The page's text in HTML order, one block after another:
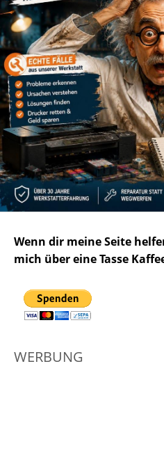
Wenn dir meine Seite
mich über eine Tasse
WERBUNG